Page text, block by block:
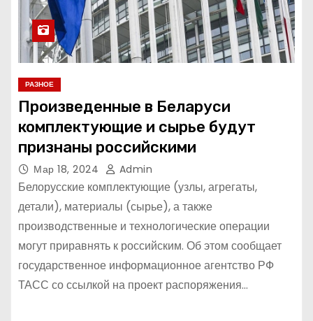
РАЗНОЕ
Произведенные в Беларуси
комплектующие и сырье будут
признаны российскими
Мар 18, 2024 Admin
Белорусские комплектующие (узлы, агрегаты,
детали), материалы (сырье), а также
производственные и технологические операции
могут приравнять к российским. Об этом сообщает
государственное информационное агентство РФ
ТАСС со ссылкой на проект распоряжения…